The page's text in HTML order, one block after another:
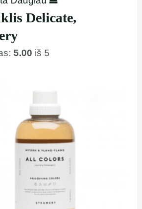
Delicate,
5.00 iš 5